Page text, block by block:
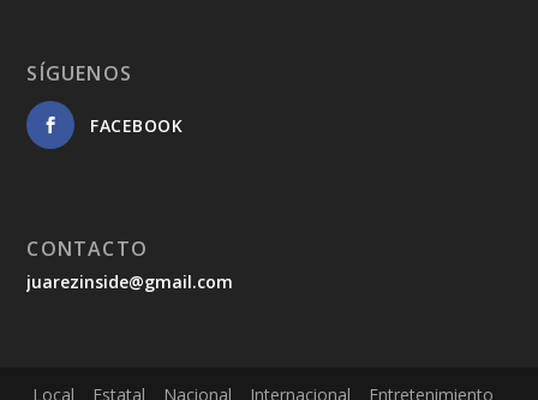
SÍGUENOS
FACEBOOK
CONTACTO
juarezinside@gmail.com
Local Estatal Nacional Internacional Entretenimiento